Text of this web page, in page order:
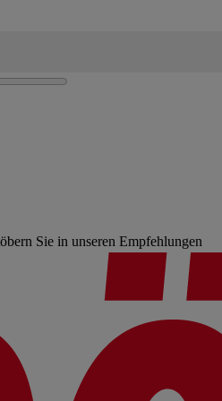
Sie in unseren Empfehlungen